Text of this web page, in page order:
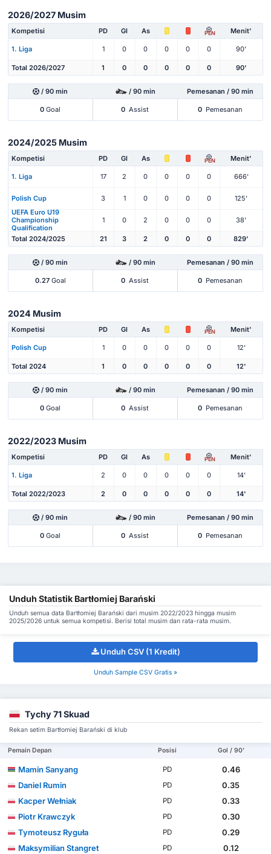
2026/2027 Musim
Kompetisi PD Gl As PEN Menit'
1. Liga 1 0 0 0 0 0 90'
Total 2026/2027 1 0 0 0 0 0 90'
/ 90 min / 90 min Pemesanan / 90 min
0 Goal 0 Assist 0 Pemesanan
2024/2025 Musim
Kompetisi PD Gl As PEN Menit'
1. Liga 17 2 0 0 0 0 666'
Polish Cup 3 1 0 0 0 0
125'
UEFA Euro U19
Championship
Qualification
1 0 2 0 0 0 38'
Total 2024/2025 21 3 2 0 0 0 829'
/ 90 min / 90 min Pemesanan / 90 min
0.27Goal 0 Assist 0 Pemesanan
2024 Musim
Kompetisi PD Gl As PEN Menit'
Polish Cup 1 0 0 0 0 0 12'
Total 2024 1 0 0 0 0 0 12'
/ 90 min / 90 min Pemesanan / 90 min
0 Goal 0 Assist 0 Pemesanan
2022/2023 Musim
Kompetisi PD Gl As PEN Menit'
1. Liga 2 0 0 0 0 0 14'
Total 2022/2023 2 0 0 0 0 0 14'
/ 90 min / 90 min Pemesanan / 90 min
0 Goal 0 Assist 0 Pemesanan
Unduh Statistik Bartłomiej Barański
Unduh semua data Bartłomiej Barański dari musim 2022/2023 hingga musim
2025/2026 untuk semua kompetisi. Berisi total musim dan rata-rata musim.
Unduh CSV (1 Kredit)
Unduh Sample CSV Gratis »
Tychy 71 Skuad
Rekan setim Bartłomiej Barański di klub
Pemain Depan Posisi Gol / 90'
Mamin Sanyang PD
0.46
Daniel Rumin
PD
0.35
Kacper Wełniak
PD
0.33
Piotr Krawczyk
PD
0.30
Tymoteusz Ryguła
PD
0.29
Maksymilian Stangret
PD 0.12